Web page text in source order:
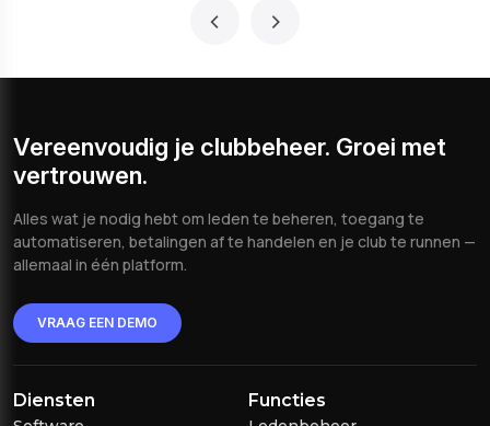
‹ ›
Vereenvoudig je clubbeheer. Groei met
vertrouwen.
Alles wat je nodig hebt om leden te beheren, toegang te
automatiseren, betalingen af te handelen en je club te runnen —
allemaal in één platform.
VRAAG EEN DEMO
Diensten Functies